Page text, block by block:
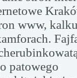
www,
patowego